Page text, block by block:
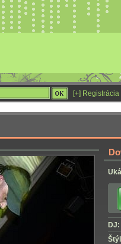
[+] Registrácia
DJ: